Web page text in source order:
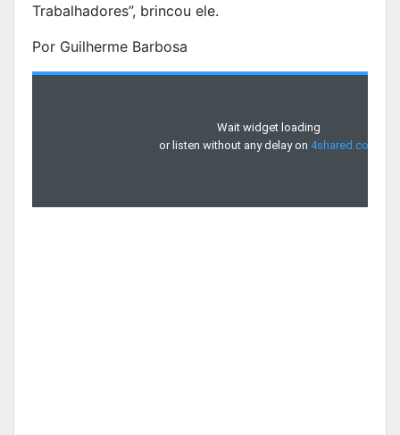
Trabalhadores”, brincou ele.
Por Guilherme Barbosa